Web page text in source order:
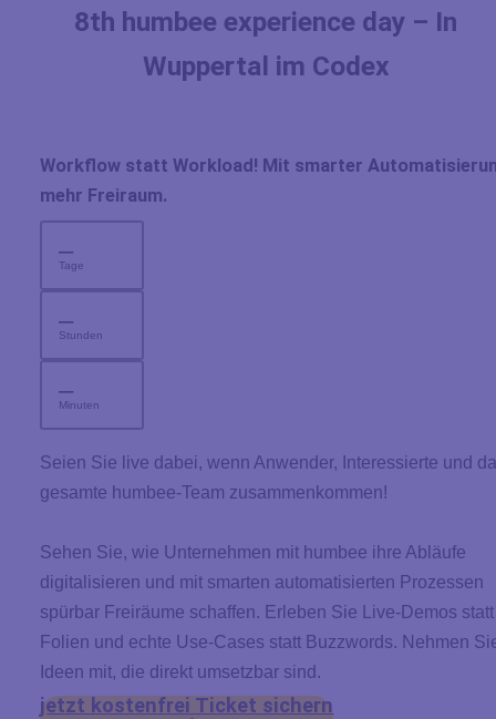
8th humbee experience day – In
Wuppertal im Codex
Workflow statt Workload! Mit smarter
mehr Freiraum.
–
Tage
–
Stunden
–
Minuten
Seien Sie live dabei, wenn Anwender, Interessierte und
gesamte humbee-Team zusammenkommen!
Sehen Sie, wie Unternehmen mit humbee ihre Abläufe
digitalisieren und mit smarten automatisierten Prozessen
spürbar Freiräume schaffen. Erleben Sie Live-Demos statt
Folien und echte Use-Cases statt Buzzwords. Nehmen
Ideen mit, die direkt umsetzbar sind.
jetzt kostenfrei Ticket sichern